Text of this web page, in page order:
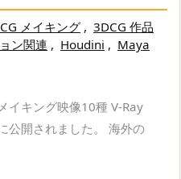
メイキング , 3DCG 作品
ン関連 , Houdini , Maya
イキング映像10種 V-Ray
公開されました。 海外の